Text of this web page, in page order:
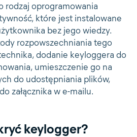
rodzaj oprogramowania
które jest instalowane
bez jego wiedzy.
rozpowszechniania tego
dodanie keyloggera do
umieszczenie go na
do udostępniania plików,
załącznika w e-mailu.
keylogger?